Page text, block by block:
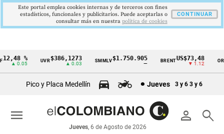
Cintillo
económicos
Colombia
%
▲ 0.05
UVR$386,1273
▲ 0.03
SMMLV$1.750.905 BRENTUS$73,48
▼ 1.12
ORO
Pico y Placa Medellín Jueves 3 y 6 3 y 6
person search
Jueves, 6 de Agosto de 2026
menu
Este portal emplea cookies internas y de terceros con fines
estadísticos, funcionales y publicitarios. Puede aceptarlas o
consultar más en nuestra politica de cookies
CONTINUAR